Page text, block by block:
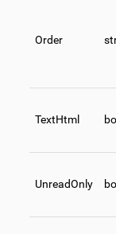
Order
TextHtml
UnreadOnly